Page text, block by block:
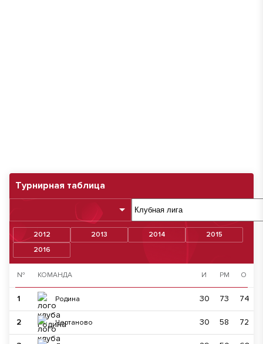
Турнирная таблица
2012 2013 2014
2015
2016
№ КОМАНДА И РМ О
1 Родина 30 73 74
2 Чертаново 30 58 72